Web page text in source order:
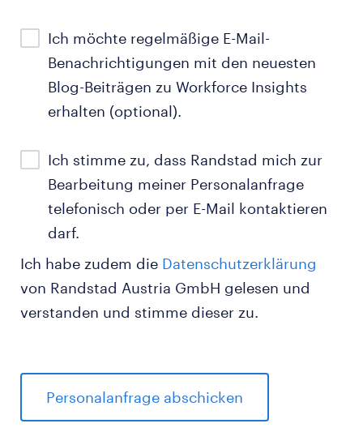
Ich möchte regelmäßige E-Mail-
Benachrichtigungen mit den neuesten
Blog-Beiträgen zu Workforce Insights
erhalten (optional).
Ich stimme zu, dass Randstad mich zur
Bearbeitung meiner Personalanfrage
telefonisch oder per E-Mail kontaktieren
darf.
Ich habe zudem die Datenschutzerklärung
von Randstad Austria GmbH gelesen und
verstanden und stimme dieser zu.